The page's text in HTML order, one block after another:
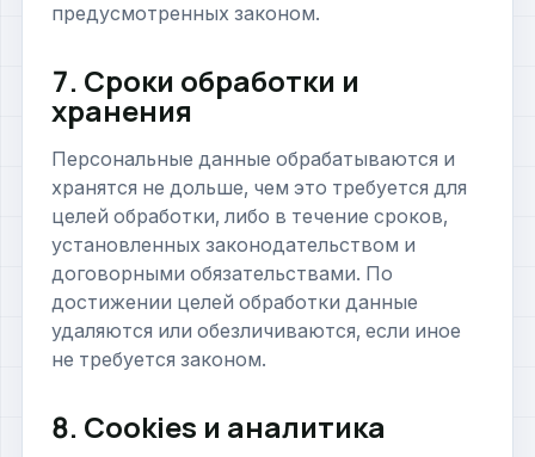
предусмотренных законом.
7. Сроки обработки и
хранения
Персональные данные обрабатываются и
хранятся не дольше, чем это требуется для
целей обработки, либо в течение сроков,
установленных законодательством и
договорными обязательствами. По
достижении целей обработки данные
удаляются или обезличиваются, если иное
не требуется законом.
8. Cookies и аналитика